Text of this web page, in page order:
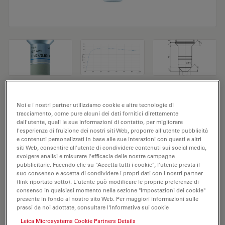
Obiettivo del microscopio HC APO L
40x/0,80 W U-V-I
N. prodotto 11506155
L'obiettivo HC APO L 40x/0,80 W U-V-I ha un
ingrandimento di 40X e un'apertura numerica di
0,8mm. Adatto quando l'analisi dei campioni richieda
l'immersione in acqua, è provvisto di filettatura M25,
con una distanza di avoro libera di 3,3 mm e un FN pari
a 22.
Noi e i nostri partner utilizziamo cookie e altre tecnologie di
tracciamento, come pure alcuni dei dati fornitici direttamente
dall'utente, quali le sue informazioni di contatto, per migliorare
l'esperienza di fruizione dei nostri siti Web, proporre all'utente pubblicità
e contenuti personalizzati in base alle sue interazioni con questi e altri
siti Web, consentire all'utente di condividere contenuti sui social media,
svolgere analisi e misurare l'efficacia delle nostre campagne
pubblicitarie. Facendo clic su "Accetta tutti i cookie", l'utente presta il
suo consenso e accetta di condividere i propri dati con i nostri partner
(link riportato sotto). L'utente può modificare le proprie preferenze di
consenso in qualsiasi momento nella sezione "Impostazioni dei cookie"
presente in fondo al nostro sito Web. Per maggiori informazioni sulle
prassi da noi adottate, consultare l'Informativa sui cookie
Leica Microsystems Cookie Partners Details